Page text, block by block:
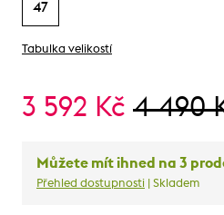
47
Tabulka velikostí
3 592 Kč 4 490
Můžete mít ihned na 3
Přehled dostupnosti | Skladem